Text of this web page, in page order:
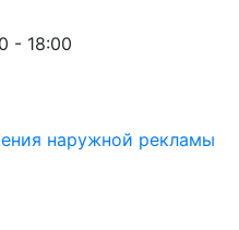
- 18:00
наружной рекламы